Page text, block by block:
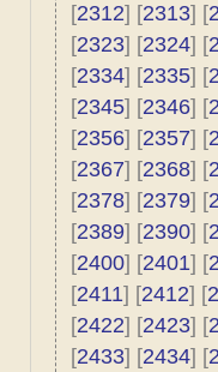
[2312] [2313] [
[2323] [2324] [
[2334] [2335] [
[2345] [2346] [
[2356] [2357] [
[2367] [2368] [
[2378] [2379] [
[2389] [2390] [
[2400] [2401] [
[2411] [2412] [
[2422] [2423] [
[2433] [2434] [